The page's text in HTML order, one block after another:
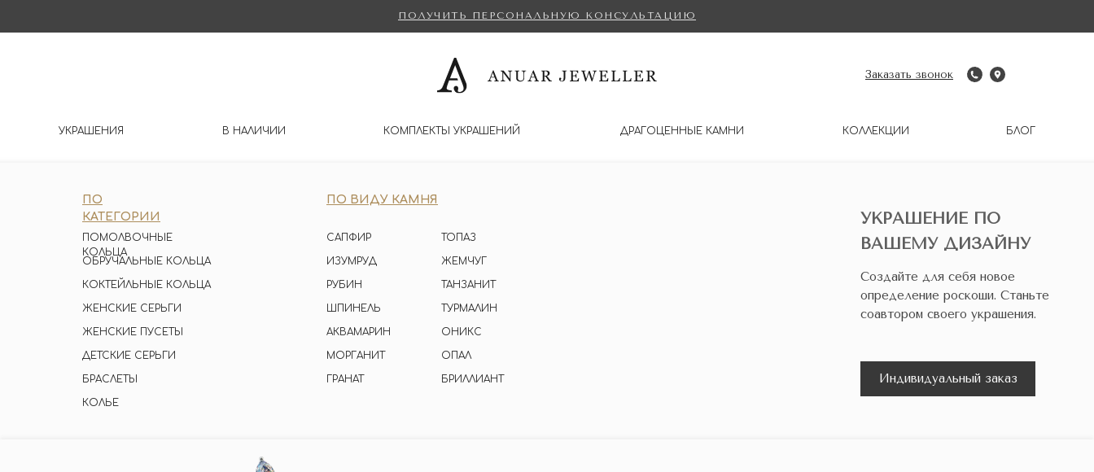
ДРАГОЦЕННЫЕ КАМНИ
УКРАШЕНИЯ КОМПЛЕКТЫ УКРАШЕНИЙ БЛОГ
КОЛЛЕКЦИИ
В НАЛИЧИИ
ПОЛУЧИТЬ ПЕРСОНАЛЬНУЮ КОНСУЛЬТАЦИЮ
Заказать звонок
ПО
КАТЕГОРИИ
ПОМОЛВОЧНЫЕ
КОЛЬЦА
ОБРУЧАЛЬНЫЕ КОЛЬЦА
ЖЕНСКИЕ СЕРЬГИ
КОКТЕЙЛЬНЫЕ КОЛЬЦА
ЖЕНСКИЕ ПУСЕТЫ
ДЕТСКИЕ СЕРЬГИ
БРАСЛЕТЫ
КОЛЬЕ
ПО ВИДУ КАМНЯ
САПФИР
ИЗУМРУД
ШПИНЕЛЬ
РУБИН
АКВАМАРИН
МОРГАНИТ
ГРАНАТ БРИЛЛИАНТ
ТОПАЗ
ЖЕМЧУГ
ТУРМАЛИН
ТАНЗАНИТ
ОНИКС
ОПАЛ
УКРАШЕНИЕ ПО
ВАШЕМУ ДИЗАЙНУ
Создайте для себя новое
определение роскоши. Станьте
соавтором своего украшения.
Индивидуальный заказ